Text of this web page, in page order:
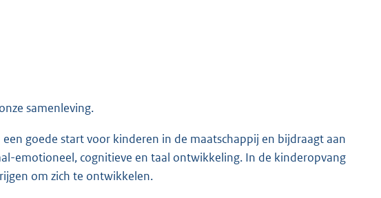
samenleving.
goede start voor kinderen in de maatschappij en bijdraagt aan
emotioneel, cognitieve en taal ontwikkeling. In de kinderopvang
om zich te ontwikkelen.